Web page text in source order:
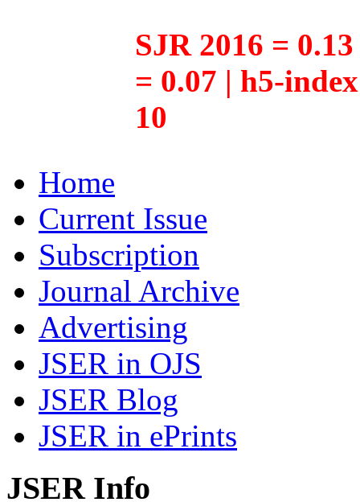
SJR 2016 =
= 0.07 | h5-
10
Home
Current Issue
Subscription
Journal Archive
Advertising
JSER in OJS
JSER Blog
JSER in ePrints
JSER Info